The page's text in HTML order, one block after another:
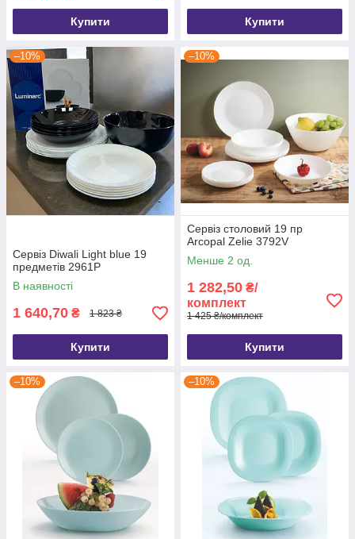
Купити Купити
–10%
Сервіз Diwali Light blue 19
предметів 2961P
В наявності
1 640,70 ₴ 1 823 ₴
Купити
–10%
Сервіз столовий 19 пр
Arcopal Zelie 3792V
Менше 2 од.
1 282,50 ₴/
комплект
1 425 ₴/комплект
Купити
–10% –10%